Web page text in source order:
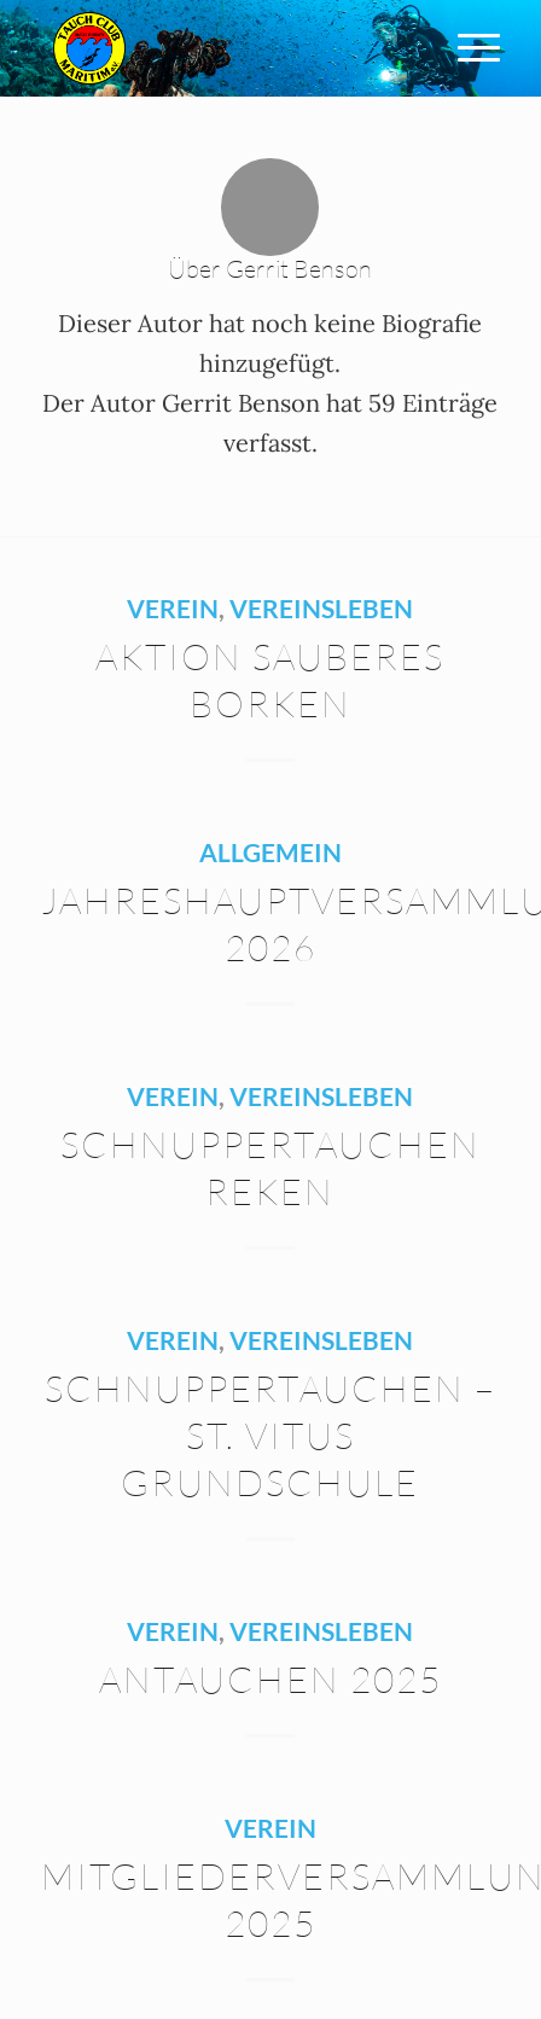
Über Gerrit Benson
Dieser Autor hat noch keine Biografie
hinzugefügt.
Der Autor Gerrit Benson hat 59 Einträge
verfasst.
VEREIN,VEREINSLEBEN
AKTION SAUBERES
BORKEN
ALLGEMEIN
2026
VEREIN,VEREINSLEBEN
SCHNUPPERTAUCHEN
REKEN
VEREIN,VEREINSLEBEN
SCHNUPPERTAUCHEN –
ST. VITUS
GRUNDSCHULE
VEREIN,VEREINSLEBEN
ANTAUCHEN 2025
VEREIN
2025